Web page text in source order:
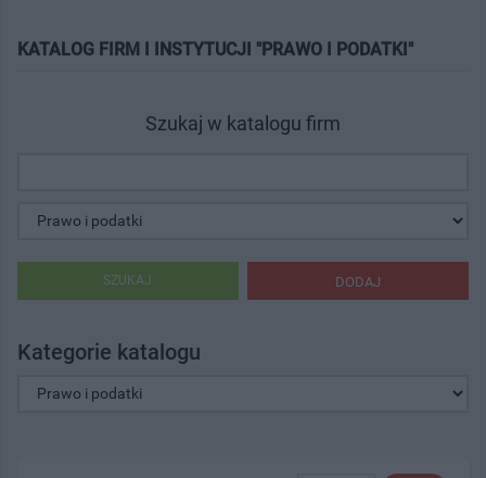
KATALOG FIRM I INSTYTUCJI "PRAWO I PODATKI"
Szukaj w katalogu firm
DODAJ
SZUKAJ
Kategorie katalogu